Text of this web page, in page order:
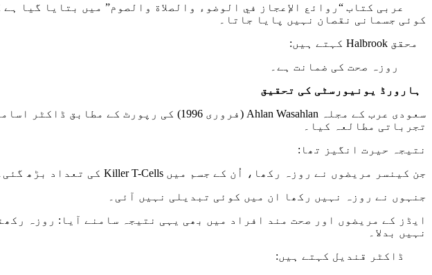
عربی کتاب “روائع الإعجاز في الوضوء والصلاة والصوم” میں بتایا گیا
کوئی جسمانی نقصان نہیں پایا جاتا۔
محقق Halbrook کہتے ہیں:
روزہ صحت کی ضمانت ہے۔
ہارورڈ یونیورسٹی کی تحقیق
تجرباتی مطالعہ کیا۔
نتیجہ حیرت انگیز تھا:
جن کینسر مریضوں نے روزہ رکھا، اُن کے جسم میں Killer T-Cells کی تعداد بڑھ گئی۔
جنہوں نے روزہ نہیں رکھا ان میں کوئی تبدیلی نہیں آئی۔
نہیں بدلا۔
ڈاکٹر قندیل کہتے ہیں: